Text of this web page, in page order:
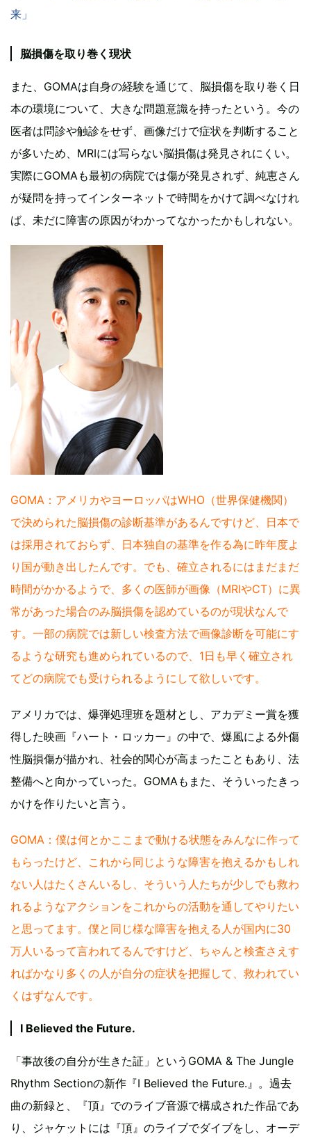
来」
脳損傷を取り巻く現状
また、GOMAは自身の経験を通じて、脳損傷を取り巻く日
本の環境について、大きな問題意識を持ったという。今の
医者は問診や触診をせず、画像だけで症状を判断すること
が多いため、MRIには写らない脳損傷は発見されにくい。
実際にGOMAも最初の病院では傷が発見されず、純恵さん
が疑問を持ってインターネットで時間をかけて調べなけれ
ば、未だに障害の原因がわかってなかったかもしれない。
GOMA：アメリカやヨーロッパはWHO（世界保健機関）
で決められた脳損傷の診断基準があるんですけど、日本で
は採用されておらず、日本独自の基準を作る為に昨年度よ
り国が動き出したんです。でも、確立されるにはまだまだ
時間がかかるようで、多くの医師が画像（MRIやCT）に異
常があった場合のみ脳損傷を認めているのが現状なんで
す。一部の病院では新しい検査方法で画像診断を可能にす
るような研究も進められているので、1日も早く確立され
てどの病院でも受けられるようにして欲しいです。
アメリカでは、爆弾処理班を題材とし、アカデミー賞を獲
得した映画『ハート・ロッカー』の中で、爆風による外傷
性脳損傷が描かれ、社会的関心が高まったこともあり、法
整備へと向かっていった。GOMAもまた、そういったきっ
かけを作りたいと言う。
GOMA：僕は何とかここまで動ける状態をみんなに作って
もらったけど、これから同じような障害を抱えるかもしれ
ない人はたくさんいるし、そういう人たちが少しでも救わ
れるようなアクションをこれからの活動を通してやりたい
と思ってます。僕と同じ様な障害を抱える人が国内に30
万人いるって言われてるんですけど、ちゃんと検査さえす
ればかなり多くの人が自分の症状を把握して、救われてい
くはずなんです。
I Believed the Future.
「事故後の自分が生きた証」というGOMA & The Jungle
Rhythm Sectionの新作『I Believed the Future.』。過去
曲の新録と、『頂』でのライブ音源で構成された作品であ
り、ジャケットには『頂』のライブでダイブをし、オーデ